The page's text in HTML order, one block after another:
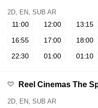
2D, EN, SUB AR
11:00 12:00 13:15
16:55
17:00 18:00
22:30
01:00 01:10
Reel Cinemas The
2D, EN, SUB AR